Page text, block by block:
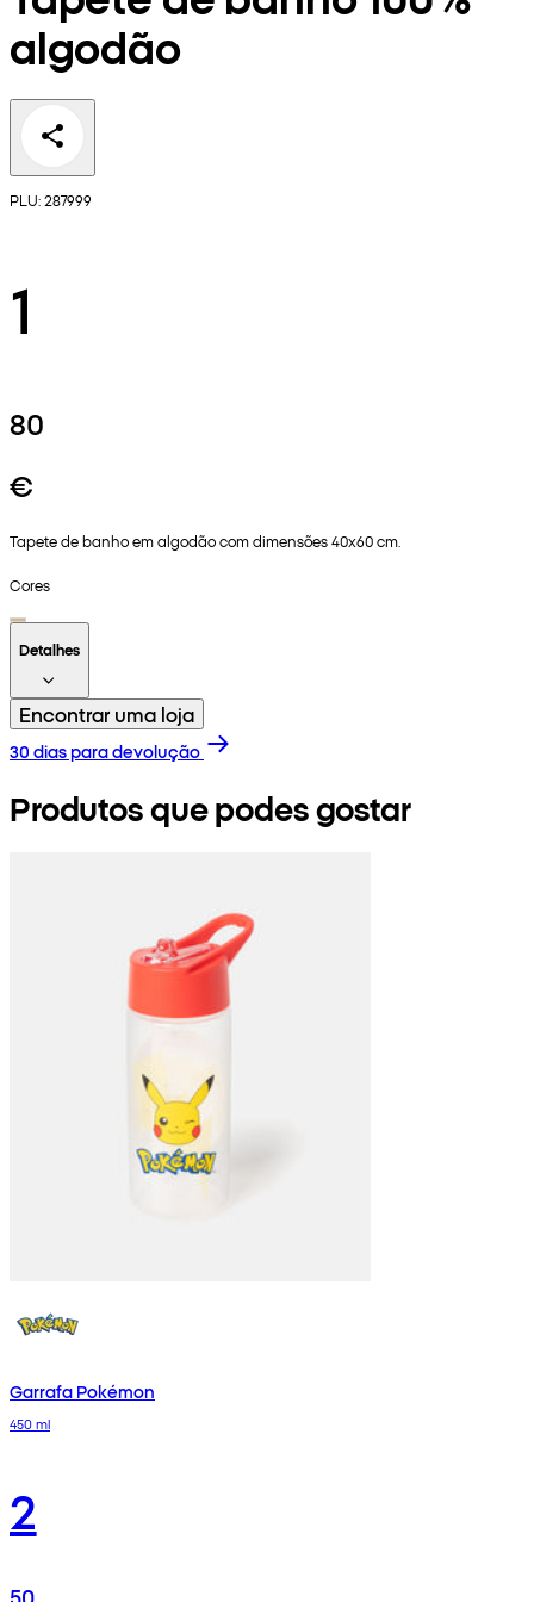
algodão
PLU: 287999
1
80
€
Tapete de banho em algodão com dimensões 40x60 cm.
Cores
Detalhes
Encontrar uma loja
30 dias para devolução
Produtos que podes gostar
Garrafa Pokémon
450 ml
2